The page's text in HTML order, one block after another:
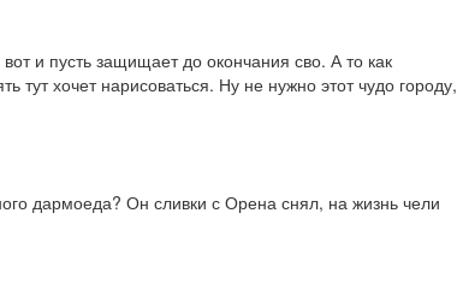
и пусть защищает до окончания сво. А то как
тут хочет нарисоваться. Ну не нужно этот чудо городу,
дармоеда? Он сливки с Орена снял, на жизнь чели